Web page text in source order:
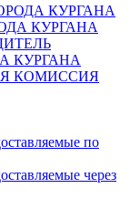
КУРГАНА
КУРГАНА
КУРГАНА
КОМИССИЯ
по
через